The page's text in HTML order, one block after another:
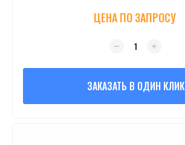
ЦЕНА ПО ЗАПРОСУ
ЗАКАЗАТЬ В ОДИН КЛИК